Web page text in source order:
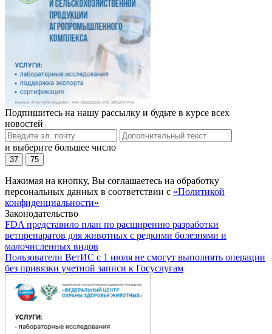
Подпишитесь на нашу рассылку и будьте в курсе всех
новостей
и выберите большее число
37 75
Нажимая на кнопку, Вы соглашаетесь на обработку
персональных данных в соответствии с «Политикой
конфиденциальности»
Законодательство
FDA представило план по расширению разработки
ветпрепаратов для животных с редкими болезнями и
малочисленных видов
Пользователи ВетИС с 1 июля не смогут выполнять операции
без привязки учетной записи к Госуслугам